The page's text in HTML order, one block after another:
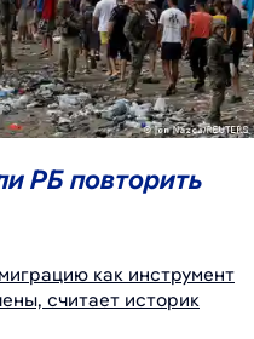
РБ повторить
как инструмент
считает историк